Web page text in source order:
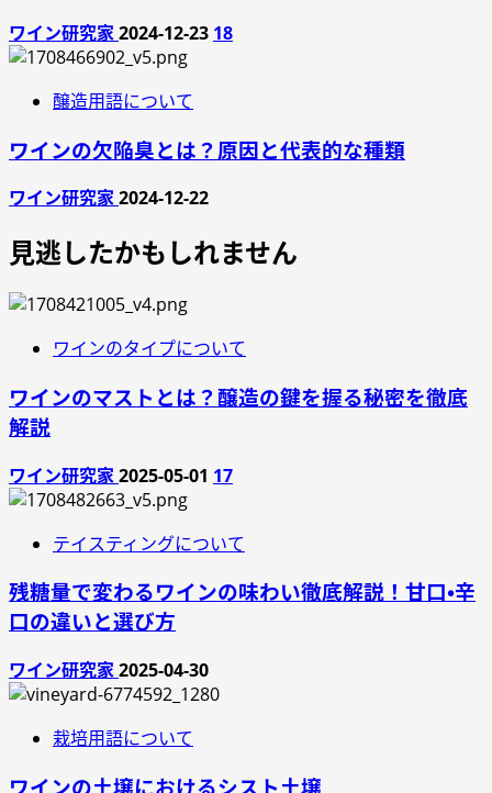
ワイン研究家2024-12-23 18
醸造用語について
ワインの欠陥臭とは？原因と代表的な種類
ワイン研究家2024-12-22
見逃したかもしれません
ワインのタイプについて
ワインのマストとは？醸造の鍵を握る秘密を徹底
解説
ワイン研究家2025-05-01 17
テイスティングについて
残糖量で変わるワインの味わい徹底解説！甘口・辛
口の違いと選び方
ワイン研究家2025-04-30
栽培用語について
ワインの土壌におけるシスト土壌